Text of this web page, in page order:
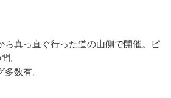
ら真っ直ぐ行った道の山側で開催。ピ
。
数有。